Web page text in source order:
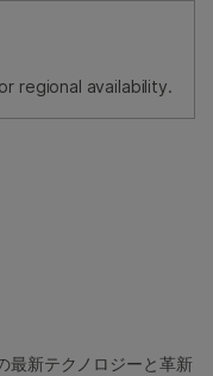
regional availability.
最新テクノロジーと革新